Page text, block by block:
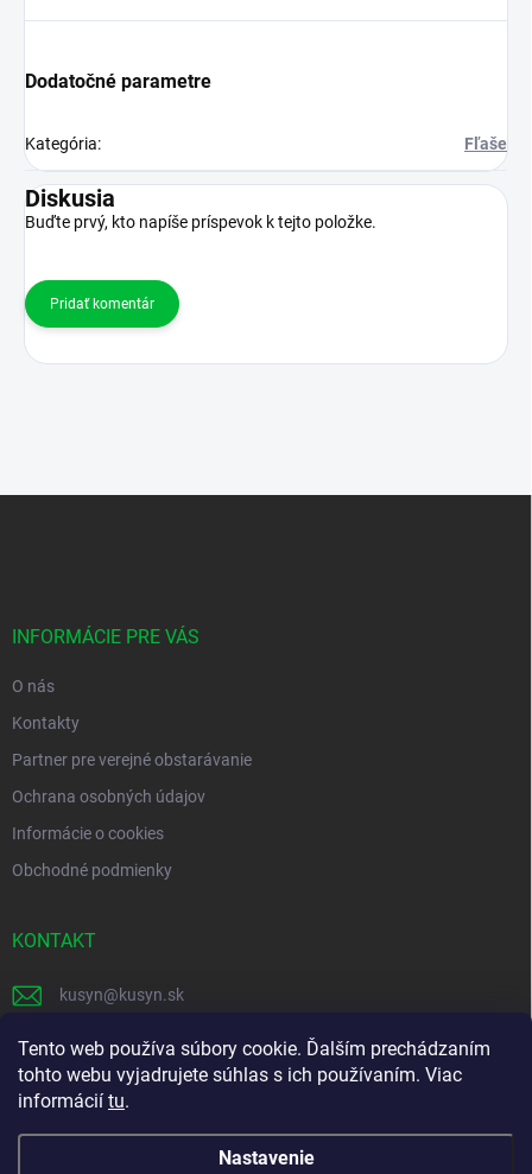
Tento web používa súbory cookie. Ďalším prechádzaním
tohto webu vyjadrujete súhlas s ich používaním. Viac
informácií tu.
Nastavenie
Dodatočné parametre
Kategória: Fľaše
Diskusia
Buďte prvý, kto napíše príspevok k tejto položke.
Pridať komentár
INFORMÁCIE PRE VÁS
O nás
Kontakty
Partner pre verejné obstarávanie
Ochrana osobných údajov
Informácie o cookies
Obchodné podmienky
KONTAKT
kusyn@kusyn.sk
+421 903 445 999
labtech_svk